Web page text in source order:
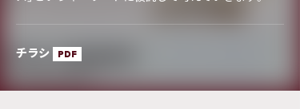
チラシ PDF